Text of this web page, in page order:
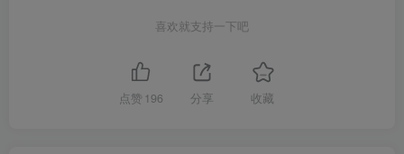
喜欢就支持一下吧
点赞 196 分享 收藏